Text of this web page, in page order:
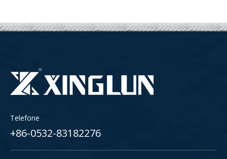
Telefone
+86-0532-83182276